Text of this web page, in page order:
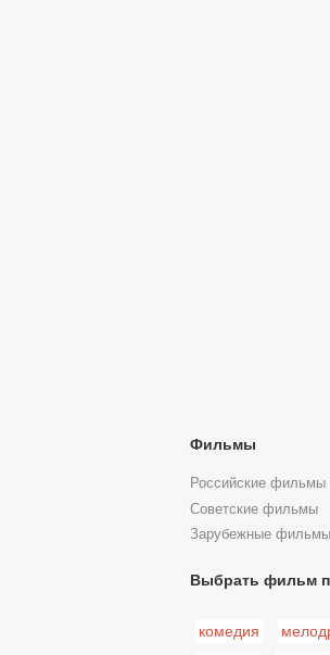
Фильмы
Российские фильмы
Советские фильмы
Зарубежные фильмы
Выбрать фильм
комедия